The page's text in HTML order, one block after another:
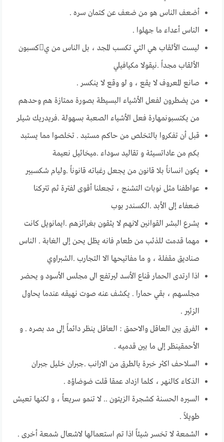
أضعف الناس هو من ضعف عن كتمان سره .
الناس أعداء ما جهلوا .
ليست الألقاب هي التي تكسب المجد ، بل الناس من يكسبون
الألقاب مجداً .نيقولا مكيافيلي
صانع المعروف لا يقع ، و لو وقع لا ينكسر .
من يضطرون لفعل الأشياء البسيطة بصورة ممتازة هم وحدهم
من يكتسبونمهارة فعل الأشياء الصعبة بسهولة .فريدريك شيلر
قبل أن تفكروا بالتخلص من حاكم مستبد . تخلصوا مما يستبد
بكم من عاداتسيئة و تقاليد سوداء .ميخائيل نعيمة
يكون انساناً بلا قانون من يجعل رغباته قانوناً .وليام شكسبير
عواطفنا مثل نوبات التشنج ، تجعلنا أقوى لفترة ثم تتركنا
ضعفاء إلى الأبد .الكسندر بوب
يشرع البشر القوانين لانهم لا يثقون بغرائزهم .ايمانويل كانت
مهما قدمت للذئب من طعام فانه يظل يحن إلى الغابة . الناس
صناديق مقـفلة ، و ما مفاتيحها الا التجارب .الشبراوي
اذا ارتدى الحمار قناع الأسد ليرتفع الى مجلس الأسود و يحضر
مجلسهم ، بقي حمارا . يكشف عنه صوت نهيقه عندما يحاول
الزئير .
الفرق بـين العاقل والاحمق : العاقل ينظر دائماً إلى مد بصره . و
الأحمقينظر إلى ما بين قدميه .
السلاحف اكثر خبرة بالطرق من الارانب .جبران خليل جبران
الذكاء كالنهر ، كلما ازداد عمقا قلت ضوضاؤه .
السيره الحسنة كشجرة الزيتون .. لا تنمو سريعاً ، و لكنها تعيش
طويلاً .
الشمعة لا تخسر شيئاً اذا تم استعمالها لاشعال شمعة أخرى .